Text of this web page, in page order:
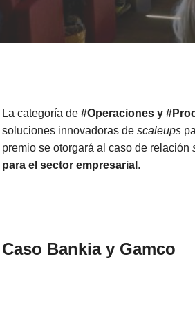
La categoría de #Operaciones y
soluciones innovadoras de scaleups
premio se otorgará al caso de relación
para el sector empresarial .
Caso Bankiay Gamco